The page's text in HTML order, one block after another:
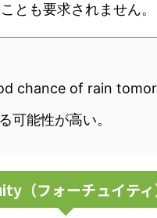
とも要求されません。
chance of rain
可能性が高い。
（フォーチュイティ